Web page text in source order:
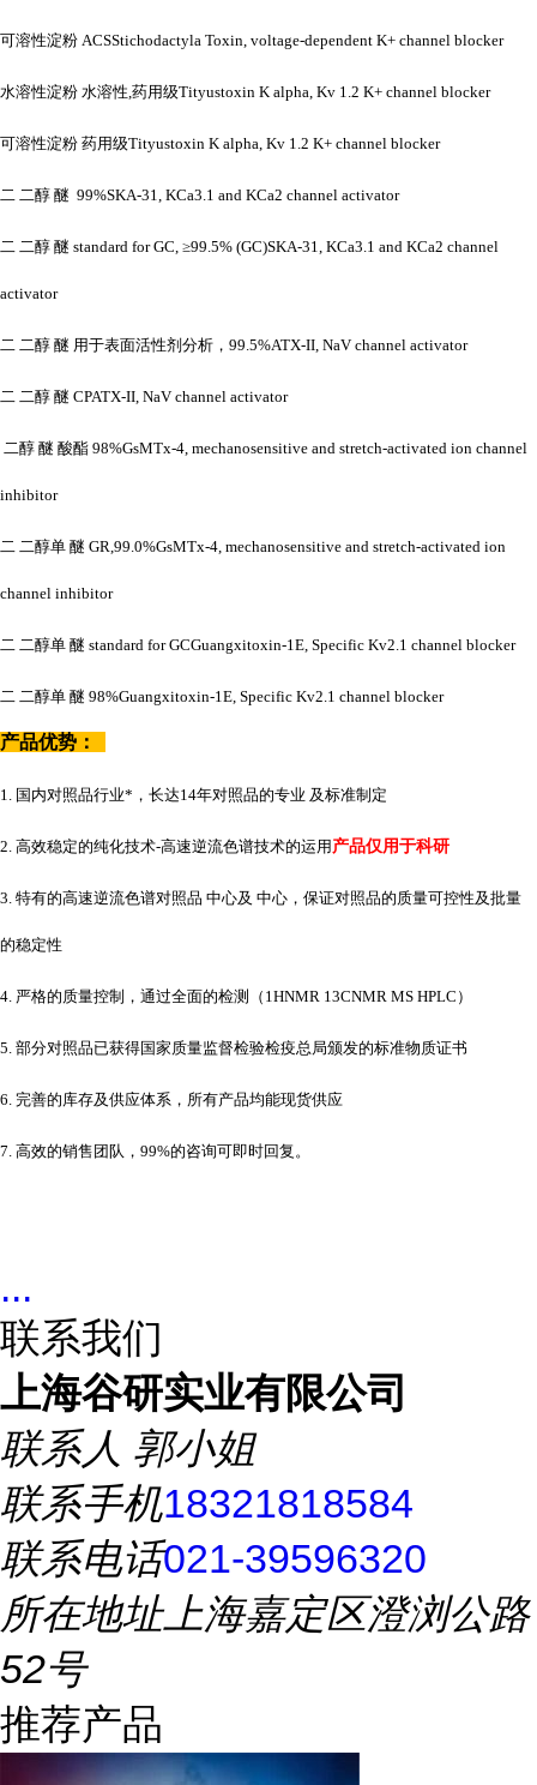
可溶性淀粉 ACSStichodactyla Toxin, voltage-dependent K+ channel blocker
水溶性淀粉 水溶性,药用级Tityustoxin K alpha, Kv 1.2 K+ channel blocker
可溶性淀粉 药用级Tityustoxin K alpha, Kv 1.2 K+ channel blocker
二 二醇 醚 99%SKA-31, KCa3.1 and KCa2 channel activator
二 二醇 醚 standard for GC, ≥99.5% (GC)SKA-31, KCa3.1 and KCa2 channel
activator
二 二醇 醚 用于表面活性剂分析， 99.5%ATX-II, NaV channel activator
二 二醇 醚 CPATX-II, NaV channel activator
二醇 醚 酸酯 98%GsMTx-4, mechanosensitive and stretch-activated ion channel
inhibitor
二 二醇单 醚 GR,99.0%GsMTx-4, mechanosensitive and stretch-activated ion
channel inhibitor
二 二醇单 醚 standard for GCGuangxitoxin-1E, Specific Kv2.1 channel blocker
二 二醇单 醚 98%Guangxitoxin-1E, Specific Kv2.1 channel blocker
产品优势：
1. 国内对照品行业*，长达14年对照品的专业 及标准制定
2. 高效稳定的纯化技术-高速逆流色谱技术的运用 产品仅用于科研
3. 特有的高速逆流色谱对照品 中心及 中心，保证对照品的质量可控性及批量
的稳定性
4. 严格的质量控制，通过全面的检测（1HNMR 13CNMR MS HPLC）
5. 部分对照品已获得国家质量监督检验检疫总局颁发的标准物质证书
6. 完善的库存及供应体系，所有产品均能现货供应
7. 高效的销售团队，99%的咨询可即时回复。
...
联系我们
上海谷研实业有限公司
联系人 郭小姐
联系手机18321818584
联系电话021-39596320
所在地址上海嘉定区澄浏公路
52号
推荐产品